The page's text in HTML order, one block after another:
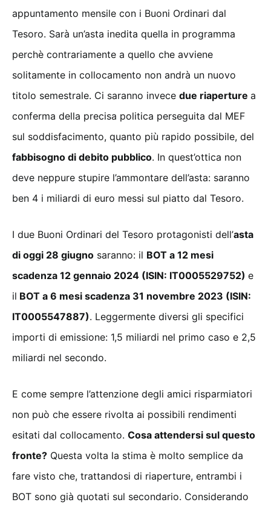
appuntamento mensile con i Buoni Ordinari dal
Tesoro. Sarà un’asta inedita quella in programma
perchè contrariamente a quello che avviene
solitamente in collocamento non andrà un nuovo
titolo semestrale. Ci saranno invece due riaperture a
conferma della precisa politica perseguita dal MEF
sul soddisfacimento, quanto più rapido possibile, del
fabbisogno di debito pubblico. In quest’ottica non
deve neppure stupire l’ammontare dell’asta: saranno
ben 4 i miliardi di euro messi sul piatto dal Tesoro.
I due Buoni Ordinari del Tesoro protagonisti dell’asta
di oggi 28 giugno saranno: il BOT a 12 mesi
scadenza 12 gennaio 2024 (ISIN: IT0005529752) e
il BOT a 6 mesi scadenza 31 novembre 2023 (ISIN:
IT0005547887). Leggermente diversi gli specifici
importi di emissione: 1,5 miliardi nel primo caso e 2,5
miliardi nel secondo.
E come sempre l’attenzione degli amici risparmiatori
non può che essere rivolta ai possibili rendimenti
esitati dal collocamento. Cosa attendersi sul questo
fronte? Questa volta la stima è molto semplice da
fare visto che, trattandosi di riaperture, entrambi i
BOT sono già quotati sul secondario. Considerando